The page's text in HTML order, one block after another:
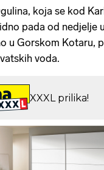
koja se kod
pada od nedjelje
u Gorskom Kotaru,
voda.